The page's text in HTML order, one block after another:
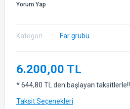
Yorum Yap
Kategori Far grubu
6.200,00 TL
* 644,80 TL den başlayan taksitlerle!!
Taksit Seçenekleri